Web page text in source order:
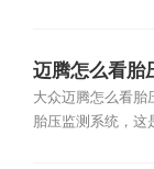
迈腾怎么看胎
大众迈腾怎么看胎
胎压监测系统，这